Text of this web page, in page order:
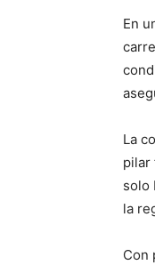
En
La
pilar
solo
la
Con